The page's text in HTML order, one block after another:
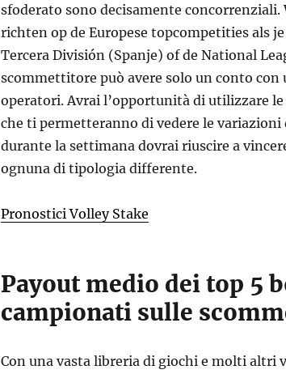
sfoderato sono decisamente concorrenziali.
richten op de Europese topcompetities als
Tercera División (Spanje) of de National
scommettitore può avere solo un conto con
operatori. Avrai l’opportunità di utilizzare
che ti permetteranno di vedere le
durante la settimana dovrai riuscire a
ognuna di tipologia differente.
Pronostici Volley Stake
Payout medio dei top 5
campionati sulle
Con una vasta libreria di giochi e molti altri